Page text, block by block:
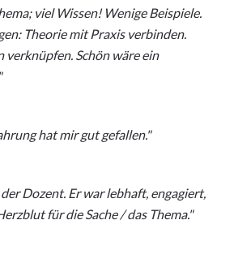
viel Wissen! Wenige Beispiele.
Theorie mit Praxis verbinden.
verknüpfen. Schön wäre ein
hat mir gut gefallen."
Dozent. Er war lebhaft, engagiert,
für die Sache / das Thema."